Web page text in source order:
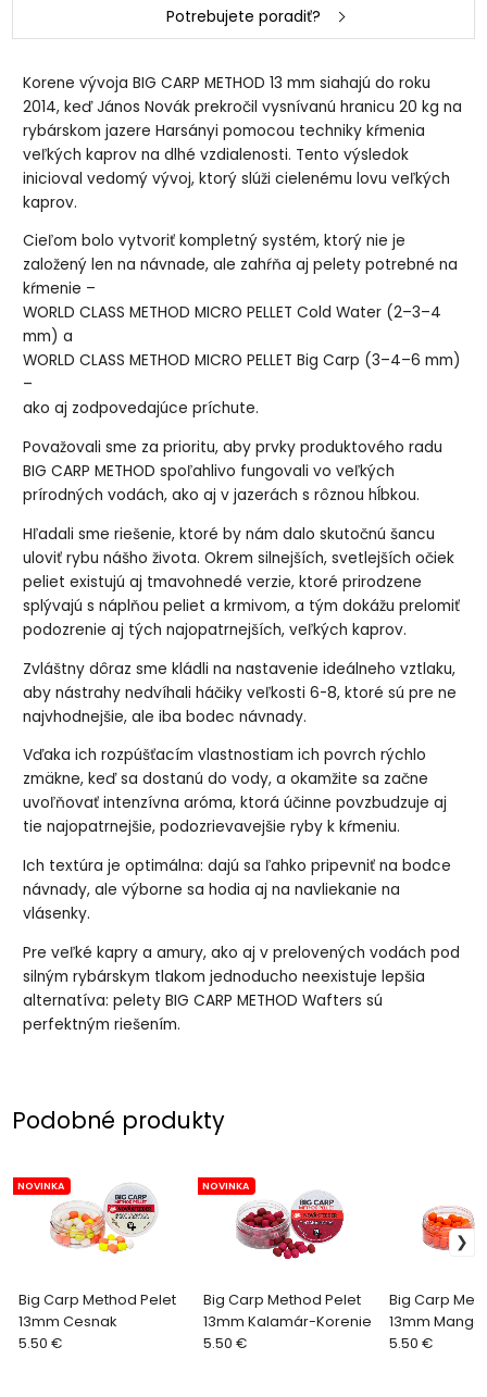
Potrebujete poradiť?
Korene vývoja BIG CARP METHOD 13 mm siahajú do roku
2014, keď János Novák prekročil vysnívanú hranicu 20 kg na
rybárskom jazere Harsányi pomocou techniky kŕmenia
veľkých kaprov na dlhé vzdialenosti. Tento výsledok
inicioval vedomý vývoj, ktorý slúži cielenému lovu veľkých
kaprov.
Cieľom bolo vytvoriť kompletný systém, ktorý nie je
založený len na návnade, ale zahŕňa aj pelety potrebné na
kŕmenie –
WORLD CLASS METHOD MICRO PELLET Cold Water (2–3–4
mm) a
WORLD CLASS METHOD MICRO PELLET Big Carp (3–4–6 mm)
–
ako aj zodpovedajúce príchute.
Považovali sme za prioritu, aby prvky produktového radu
BIG CARP METHOD spoľahlivo fungovali vo veľkých
prírodných vodách, ako aj v jazerách s rôznou hĺbkou.
Hľadali sme riešenie, ktoré by nám dalo skutočnú šancu
uloviť rybu nášho života. Okrem silnejších, svetlejších očiek
peliet existujú aj tmavohnedé verzie, ktoré prirodzene
splývajú s náplňou peliet a krmivom, a tým dokážu prelomiť
podozrenie aj tých najopatrnejších, veľkých kaprov.
Zvláštny dôraz sme kládli na nastavenie ideálneho vztlaku,
aby nástrahy nedvíhali háčiky veľkosti 6-8, ktoré sú pre ne
najvhodnejšie, ale iba bodec návnady.
Vďaka ich rozpúšťacím vlastnostiam ich povrch rýchlo
zmäkne, keď sa dostanú do vody, a okamžite sa začne
uvoľňovať intenzívna aróma, ktorá účinne povzbudzuje aj
tie najopatrnejšie, podozrievavejšie ryby k kŕmeniu.
Ich textúra je optimálna: dajú sa ľahko pripevniť na bodce
návnady, ale výborne sa hodia aj na navliekanie na
vlásenky.
Pre veľké kapry a amury, ako aj v prelovených vodách pod
silným rybárskym tlakom jednoducho neexistuje lepšia
alternatíva: pelety BIG CARP METHOD Wafters sú
perfektným riešením.
Podobné produkty
Big Carp Method Pelet
13mm Cesnak
NOVINKA
5.50 €
Big Carp Method Pelet
13mm Kalamár-Korenie
NOVINKA
5.50 €
Big Carp
13mm
5.50 €